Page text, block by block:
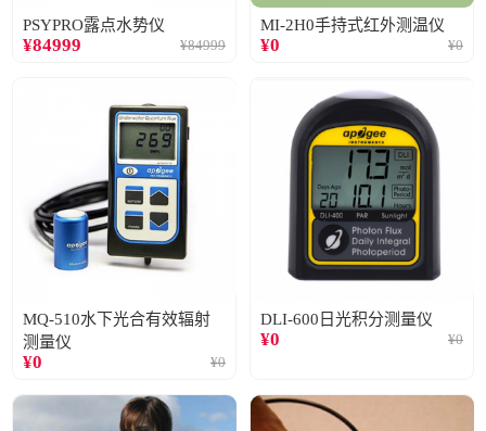
PSYPRO露点水势仪
¥84999 ¥84999
MI-2H0手持式红外测温仪
¥0 ¥0
MQ-510水下光合有效辐射
测量仪
¥0 ¥0
DLI-600日光积分测量仪
¥0 ¥0